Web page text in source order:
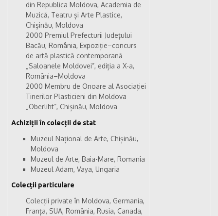
din Republica Moldova, Academia de
Muzică, Teatru și Arte Plastice,
Chișinău, Moldova
2000 Premiul Prefecturii Județului
Bacău, România, Expoziție–concurs
de artă plastică contemporană
„Saloanele Moldovei”, ediția a X-a,
România–Moldova
2000 Membru de Onoare al Asociației
Tinerilor Plasticieni din Moldova
„Oberliht”, Chișinău, Moldova
Achiziții în colecții de stat
Muzeul Național de Arte, Chișinău,
Moldova
Muzeul de Arte, Baia-Mare, Romania
Muzeul Adam, Vaya, Ungaria
Colecții particulare
Colecții private în Moldova, Germania,
Franța, SUA, România, Rusia, Canada,